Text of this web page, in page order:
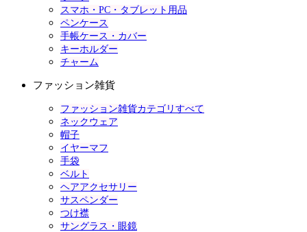
スマホ・PC・タブレット用品
ペンケース
手帳ケース・カバー
キーホルダー
チャーム
ファッション雑貨
ファッション雑貨カテゴリすべて
ネックウェア
帽子
イヤーマフ
手袋
ベルト
ヘアアクセサリー
サスペンダー
つけ襟
サングラス・眼鏡